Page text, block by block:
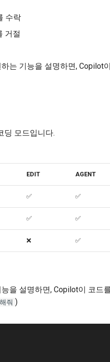
수락
거절
는 기능을 설명하면, Copilot
딩 모드입니다.
EDIT AGENT
✅ ✅
✅ ✅
❌ ✅
을 설명하면, Copilot이 코드
줘 )